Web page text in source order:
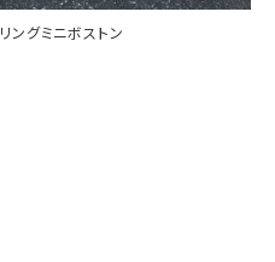
リングミニボストン